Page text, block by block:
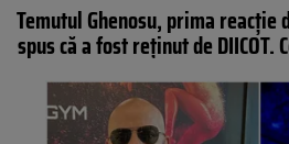
Temutul Ghenosu, prima reacție
spus că a fost reținut de DIICOT.